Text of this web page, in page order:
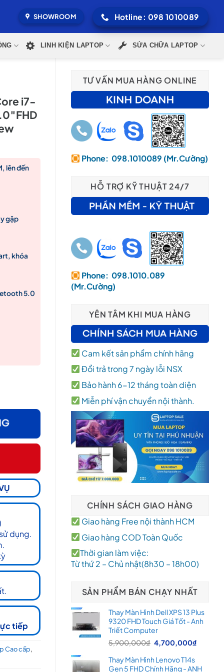
SHOWROOM Hotline: 098 1010089
LINH KIỆN LAPTOP SỬA CHỮA LAPTOP
TƯ VẤN MUA HÀNG ONLINE
Phone: 098.1010089 (Mr.Cường)
HỖ TRỢ KỸ THUẬT 24/7
Phone: 098.1010.089
(Mr.Cường)
YÊN TÂM KHI MUA HÀNG
Cam kết sản phẩm chính hãng
Đổi trả trong 7 ngày lỗi NSX
Bảo hành 6-12 tháng toàn diện
Miễn phí vận chuyển nội thành.
CHÍNH SÁCH GIAO HÀNG
Giao hàng Free nội thành HCM
Giao hàng COD Toàn Quốc
Thời gian làm việc:
Từ thứ 2 – Chủ nhật(8h30 – 18h00)
SẢN PHẨM BÁN CHẠY NHẤT
Thay Màn Hình Dell XPS 13 Plus
9320 FHD Touch Giá Tốt - Anh
Triết Computer
5,900,000₫ Giá
là:
4,700,000₫
Thay Màn Hình Lenovo T14s
Gen 5 FHD Chính Hãng - ANH
i7-
lên đến
gập
khóa
5.0
RAM / SSD 512GB / 14.0″FHD Touch – 1000nist / Win 11
dụng.
tiếp
Cao cấp,